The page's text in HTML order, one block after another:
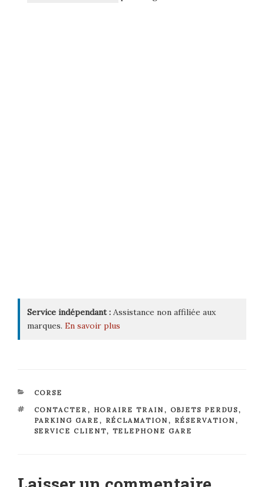
Service indépendant : Assistance non affiliée aux
marques. En savoir plus
CATÉGORIES
CORSE
ÉTIQUETTES
CONTACTER, HORAIRE TRAIN , OBJETS PERDUS,
PARKING GARE , RÉCLAMATION , RÉSERVATION ,
SERVICE CLIENT, TELEPHONE GARE